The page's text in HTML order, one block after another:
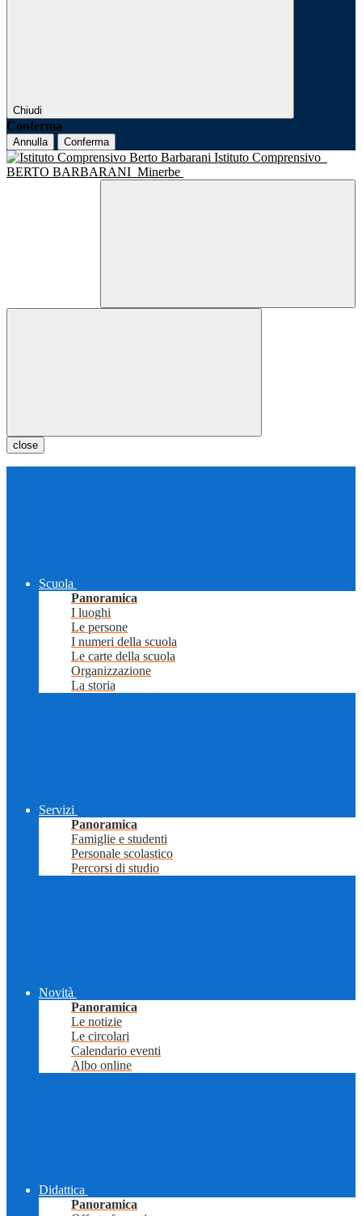
Chiudi
Conferma
Annulla Conferma
Istituto Comprensivo
BERTO BARBARANI Minerbe
close
Scuola
Panoramica
I luoghi
Le persone
I numeri della scuola
Le carte della scuola
Organizzazione
La storia
Servizi
Panoramica
Famiglie e studenti
Personale scolastico
Percorsi di studio
Novità
Panoramica
Le notizie
Le circolari
Calendario eventi
Albo online
Didattica
Panoramica